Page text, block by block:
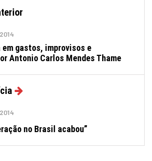
em gastos, improvisos e
Antonio Carlos Mendes Thame
no Brasil acabou”